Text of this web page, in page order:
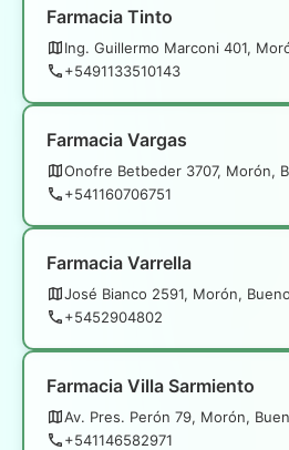
Farmacia Tinto
Ing. Guillermo Marconi 401,
+5491133510143
Farmacia Vargas
Onofre Betbeder 3707, Morón,
+541160706751
Farmacia Varrella
José Bianco 2591, Morón,
+5452904802
Farmacia Villa Sarmiento
Av. Pres. Perón 79, Morón,
+541146582971